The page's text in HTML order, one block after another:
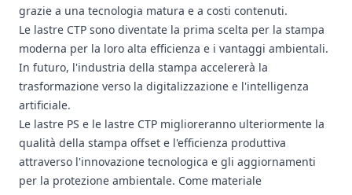
grazie a una tecnologia matura e a costi contenuti.
Le lastre CTP sono diventate la prima scelta per la stampa
moderna per la loro alta efficienza e i vantaggi ambientali.
In futuro, l'industria della stampa accelererà la
trasformazione verso la digitalizzazione e l'intelligenza
artificiale.
Le lastre PS e le lastre CTP miglioreranno ulteriormente la
qualità della stampa offset e l'efficienza produttiva
attraverso l'innovazione tecnologica e gli aggiornamenti
per la protezione ambientale. Come materiale